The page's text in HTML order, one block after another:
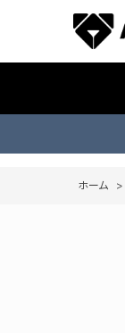
ホーム >